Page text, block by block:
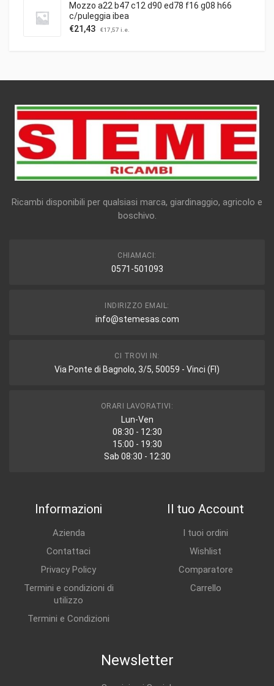
Mozzo a22 b47 c12 d90 ed78 f16 g08 h66
c/puleggia ibea
€21,43 €17,57 i.e.
Ricambi disponibili per qualsiasi marca, giardinaggio, agricolo e
boschivo.
CHIAMACI:
0571-501093
INDIRIZZO EMAIL:
info@stemesas.com
CI TROVI IN:
Via Ponte di Bagnolo, 3/5, 50059 - Vinci (FI)
ORARI LAVORATIVI:
Lun-Ven
08:30 - 12:30
15:00 - 19:30
Sab 08:30 - 12:30
Informazioni
Azienda
Contattaci
Privacy Policy
Termini e condizioni di
utilizzo
Termini e Condizioni
Il tuo Account
I tuoi ordini
Wishlist
Comparatore
Carrello
Newsletter